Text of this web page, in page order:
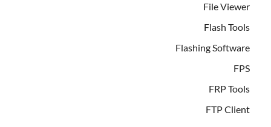
File Viewer
Flash Tools
Flashing Software
FPS
FRP Tools
FTP Client